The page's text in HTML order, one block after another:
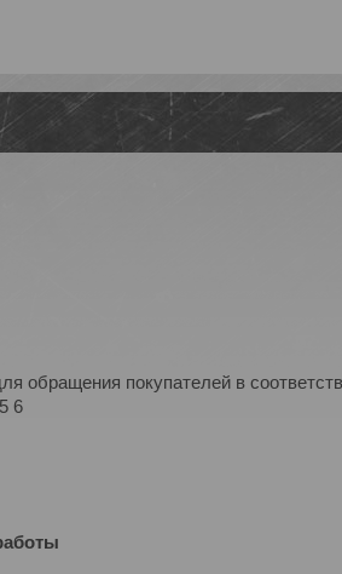
обращения покупателей в
6